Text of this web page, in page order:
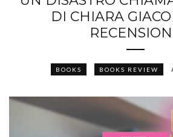
DI CHIARA
BOOKS BOOKS REVIEW